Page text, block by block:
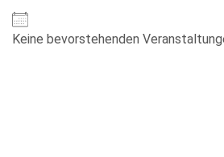
Keine bevorstehenden